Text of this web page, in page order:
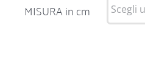
MISURA in cm